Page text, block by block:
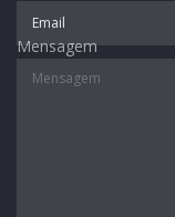
25% na
melhorar ainda
Mensagem